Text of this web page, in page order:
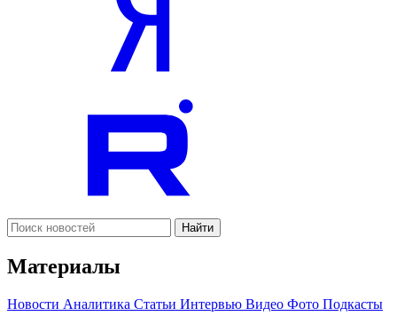
Найти
Материалы
Новости Аналитика Статьи Интервью Видео Фото Подкасты